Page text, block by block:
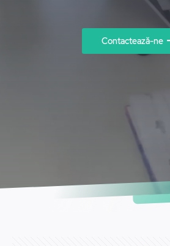
Contactează-ne